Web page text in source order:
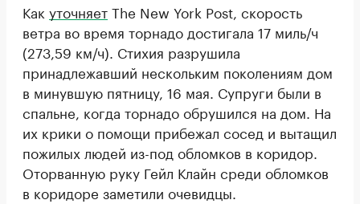
Как уточняетThe New York Post, скорость
ветра во время торнадо достигала 17 миль/ч
(273,59 км/ч). Стихия разрушила
принадлежавший нескольким поколениям дом
в минувшую пятницу, 16 мая. Супруги были в
спальне, когда торнадо обрушился на дом. На
их крики о помощи прибежал сосед и вытащил
пожилых людей из-под обломков в коридор.
Оторванную руку Гейл Клайн среди обломков
в коридоре заметили очевидцы.